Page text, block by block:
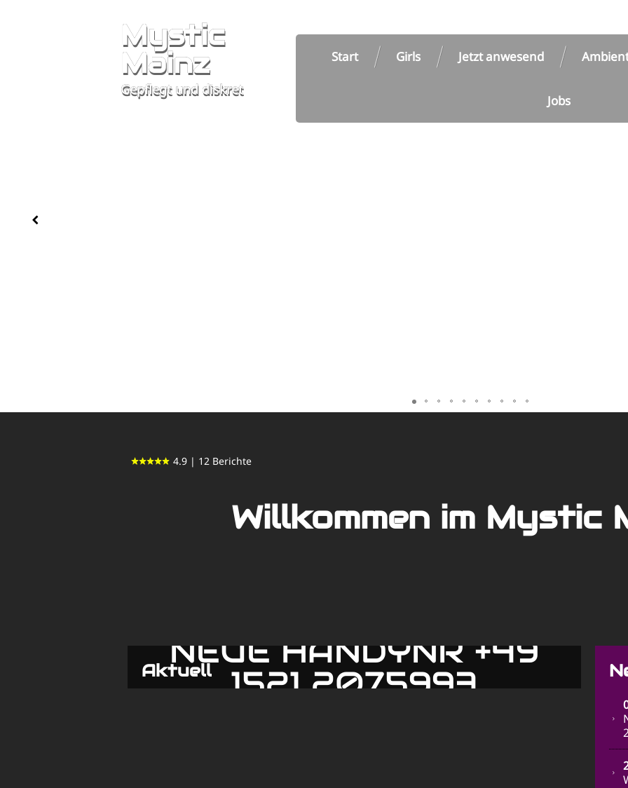
Mystic
Mainz
Gepflegt und diskret
Start Girls Jetzt anwesend
Jobs
4.9 | 12 Berichte
Willkommen im Mystic
Aktuell
NEUE HANDYNR +49
1521 2075993